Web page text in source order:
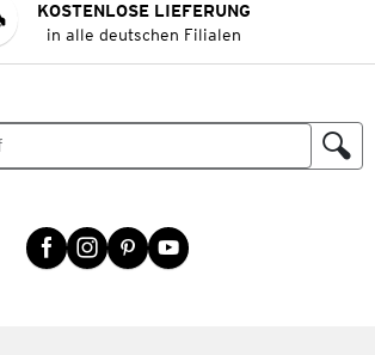
KOSTENLOSE LIEFERUNG
in alle deutschen Filialen